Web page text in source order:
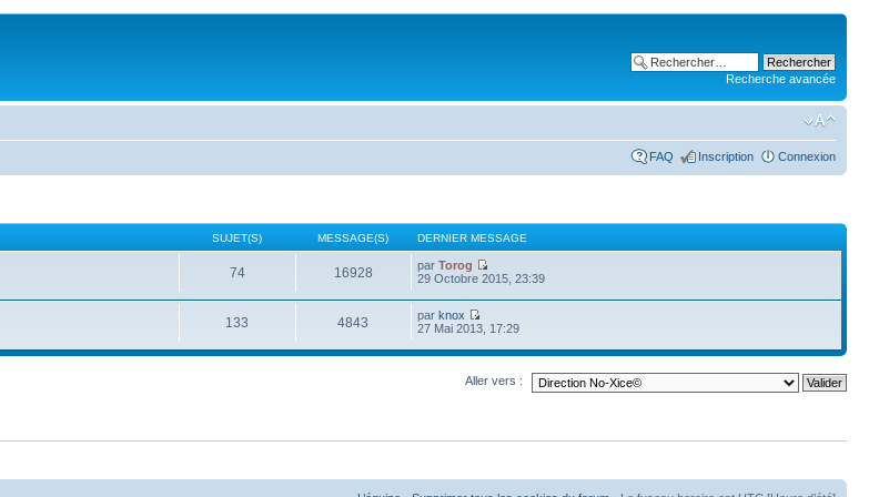
Recherche avancée
FAQ Inscription Connexion
SUJET(S) MESSAGE(S) DERNIER MESSAGE
74 16928 parTorog
29 Octobre 2015, 23:39
133 4843 parknox
27 Mai 2013, 17:29
Aller vers :